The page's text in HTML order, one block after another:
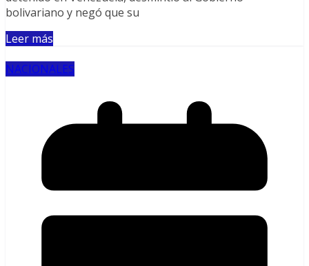
bolivariano y negó que su
Leer más
NACIONALES